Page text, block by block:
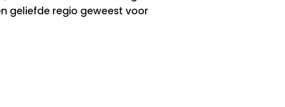
geliefde regio geweest voor